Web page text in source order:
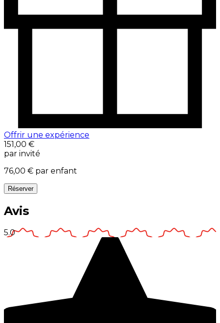
Offrir une expérience
151,00 €
par invité
76,00 € par enfant
Réserver
Avis
5.0